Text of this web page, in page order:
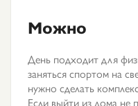
Можно
День подходит для
заняться спортом на
нужно сделать
Если выйти из дома не